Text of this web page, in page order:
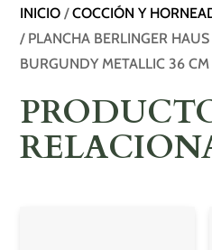
INICIO /COCCIÓN Y
/ PLANCHA BERLINGER
BURGUNDY METALLIC 36 CM